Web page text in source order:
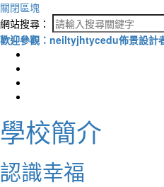
關閉區塊
網站搜尋：
歡迎參觀：neiltyjhtycedu佈景設計
學校簡介
認識幸福